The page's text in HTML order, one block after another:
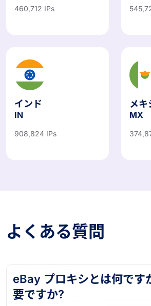
460,712 IPs
インド
IN
908,824 IPs
メキ
MX
よくある質問
eBay プロキシとは何です
要ですか?